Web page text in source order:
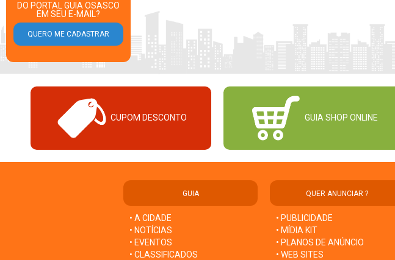
DO PORTAL GUIA OSASCO
EM SEU E-MAIL?
CUPOM DESCONTO GUIA SHOP ONLINE
GUIA
• A CIDADE
• NOTÍCIAS
• EVENTOS
• CLASSIFICADOS
QUER ANUNCIAR ?
• PUBLICIDADE
• MÍDIA KIT
• PLANOS DE ANÚNCIO
• WEB SITES